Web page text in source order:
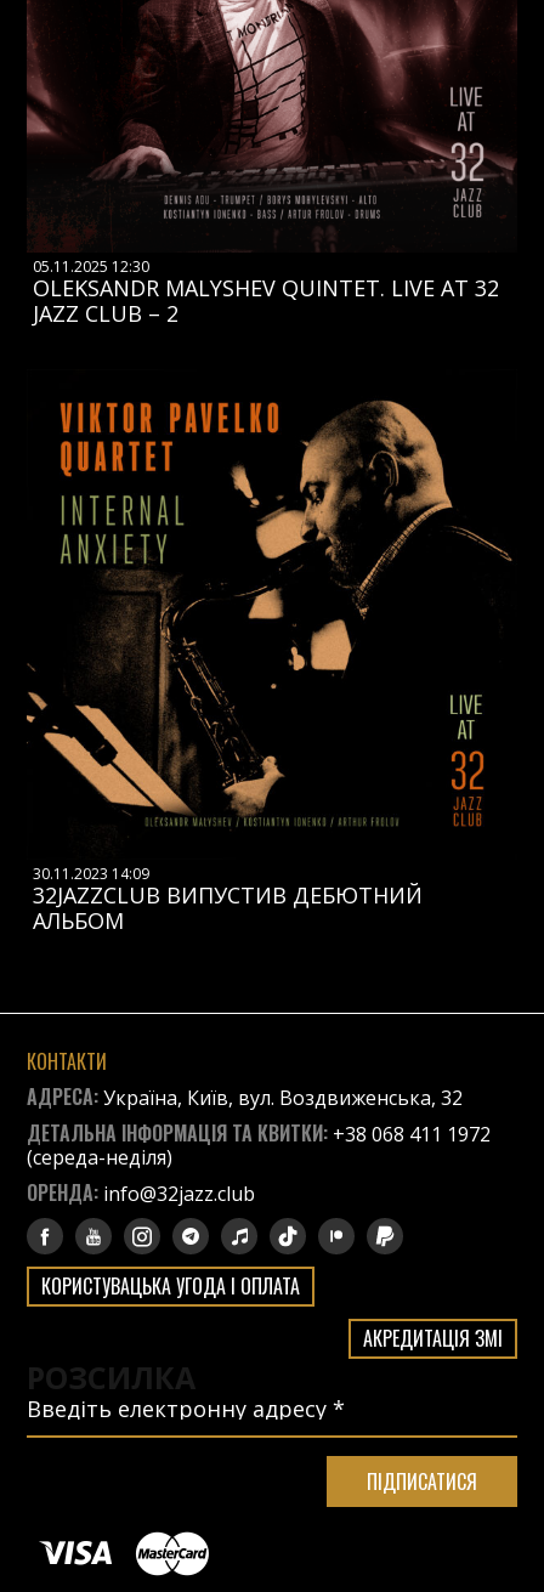
05.11.2025 12:30
OLEKSANDR MALYSHEV QUINTET. LIVE AT 32
JAZZ CLUB – 2
30.11.2023 14:09
32JAZZCLUB ВИПУСТИВ ДЕБЮТНИЙ
АЛЬБОМ
КОНТАКТИ
АДРЕСА:Україна, Київ, вул. Воздвиженська, 32
ДЕТАЛЬНА ІНФОРМАЦІЯ ТА КВИТКИ: +38 068 411 1972
(середа-неділя)
ОРЕНДА: info@32jazz.club
КОРИСТУВАЦЬКА УГОДА І ОПЛАТА
АКРЕДИТАЦІЯ ЗМІ
РОЗСИЛКА